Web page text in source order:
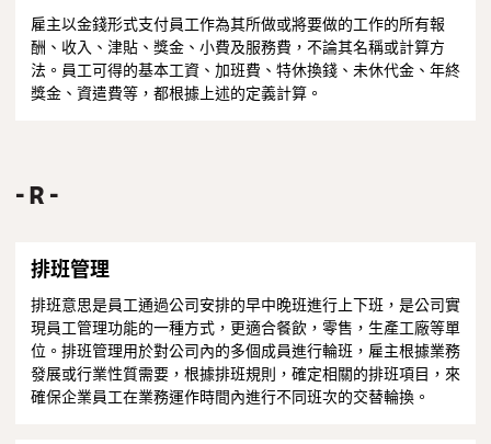
雇主以金錢形式支付員工作為其所做或將要做的工作的所有報
酬、收入、津貼、獎金、小費及服務費，不論其名稱或計算方
法。員工可得的基本工資、加班費、特休換錢、未休代金、年終
獎金、資遣費等，都根據上述的定義計算。
R
排班管理
排班意思是員工通過公司安排的早中晚班進行上下班，是公司實
現員工管理功能的一種方式，更適合餐飲，零售，生產工廠等單
位。排班管理用於對公司內的多個成員進行輪班，雇主根據業務
發展或行業性質需要，根據排班規則，確定相關的排班項目，來
確保企業員工在業務運作時間內進行不同班次的交替輪換。